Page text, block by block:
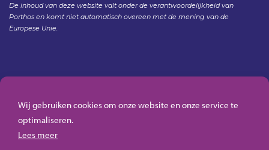
Wij gebruiken cookies om onze website en onze service te
optimaliseren.
Lees meer
De inhoud van deze website valt onder de verantwoordelijkheid van
Porthos en komt niet automatisch overeen met de mening van de
Europese Unie.
HSE Policy Porthos
Klachtenregeling aanbesteden Gasunie
Algemene inkoopvoorwaarden Porthos